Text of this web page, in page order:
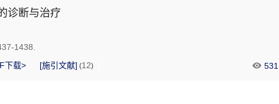
诊断与治疗
1438.
下载> [施引文献] (12) 531